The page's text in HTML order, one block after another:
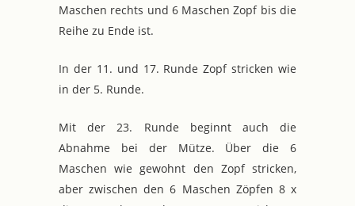
Maschen rechts und 6 Maschen Zopf bis die
Reihe zu Ende ist.
In der 11. und 17. Runde Zopf stricken wie
in der 5. Runde.
Mit der 23. Runde beginnt auch die
Abnahme bei der Mütze. Über die 6
Maschen wie gewohnt den Zopf stricken,
aber zwischen den 6 Maschen Zöpfen 8 x